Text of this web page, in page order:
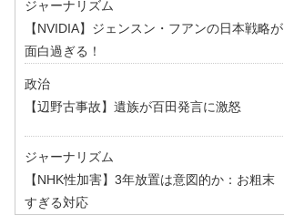
ジャーナリズム
【NVIDIA】ジェンスン・フアンの日本戦略が
面白過ぎる！
政治
【辺野古事故】遺族が百田発言に激怒
ジャーナリズム
【NHK性加害】3年放置は意図的か：お粗末
すぎる対応